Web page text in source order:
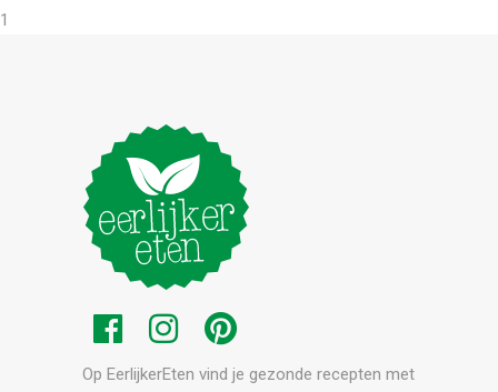
1
Op EerlijkerEten vind je gezonde recepten met